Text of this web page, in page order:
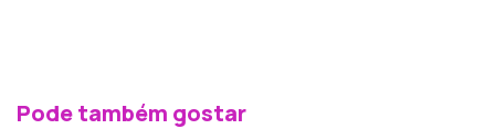
Pode também gostar